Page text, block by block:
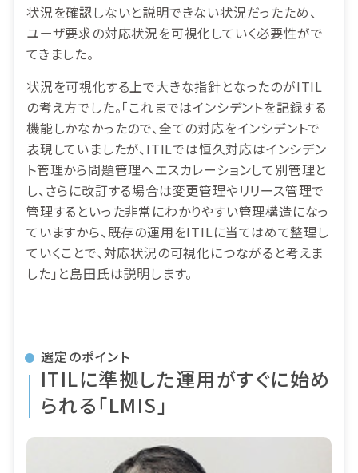
状況を確認しないと説明できない状況だったため、
ユーザ要求の対応状況を可視化していく必要性がで
てきました。
状況を可視化する上で大きな指針となったのがITIL
の考え方でした。「これまではインシデントを記録する
機能しかなかったので、全ての対応をインシデントで
表現していましたが、ITILでは恒久対応はインシデン
ト管理から問題管理へエスカレーションして別管理と
し、さらに改訂する場合は変更管理やリリース管理で
管理するといった非常にわかりやすい管理構造になっ
ていますから、既存の運用をITILに当てはめて整理し
ていくことで、対応状況の可視化につながると考えま
した」と島田氏は説明します。
選定のポイント
ITILに準拠した運用がすぐに始め
られる「LMIS」